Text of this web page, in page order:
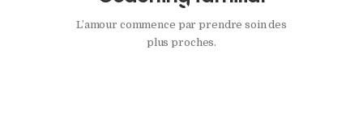
L’amour commence par prendre soin des
plus proches.